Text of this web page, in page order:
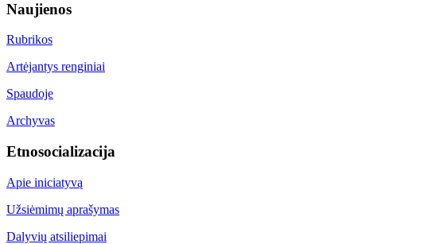
Naujienos
Rubrikos
Artėjantys renginiai
Spaudoje
Archyvas
Etnosocializacija
Apie iniciatyvą
Užsiėmimų aprašymas
Dalyvių atsiliepimai